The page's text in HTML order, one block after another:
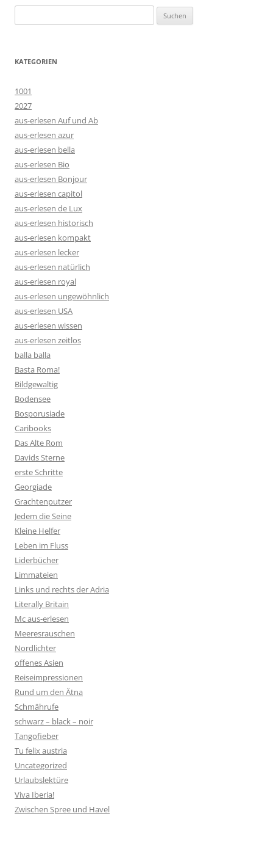
nach:
KATEGORIEN
1001
2027
aus-erlesen Auf und Ab
aus-erlesen azur
aus-erlesen bella
aus-erlesen Bio
aus-erlesen Bonjour
aus-erlesen capitol
aus-erlesen de Lux
aus-erlesen historisch
aus-erlesen kompakt
aus-erlesen lecker
aus-erlesen natürlich
aus-erlesen royal
aus-erlesen ungewöhnlich
aus-erlesen USA
aus-erlesen wissen
aus-erlesen zeitlos
balla balla
Basta Roma!
Bildgewaltig
Bodensee
Bosporusiade
Caribooks
Das Alte Rom
Davids Sterne
erste Schritte
Georgiade
Grachtenputzer
Jedem die Seine
Kleine Helfer
Leben im Fluss
Liderbücher
Limmateien
Links und rechts der Adria
Literally Britain
Mc aus-erlesen
Meeresrauschen
Nordlichter
offenes Asien
Reiseimpressionen
Rund um den Ätna
Schmährufe
schwarz – black – noir
Tangofieber
Tu felix austria
Uncategorized
Urlaubslektüre
Viva Iberia!
Zwischen Spree und Havel